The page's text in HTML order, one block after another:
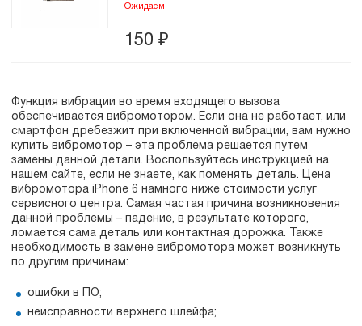
Ожидаем
150 ₽
Функция вибрации во время входящего вызова
обеспечивается вибромотором. Если она не работает, или
смартфон дребезжит при включенной вибрации, вам нужно
купить вибромотор – эта проблема решается путем
замены данной детали. Воспользуйтесь инструкцией на
нашем сайте, если не знаете, как поменять деталь. Цена
вибромотора iPhone 6 намного ниже стоимости услуг
сервисного центра. Самая частая причина возникновения
данной проблемы – падение, в результате которого,
ломается сама деталь или контактная дорожка. Также
необходимость в замене вибромотора может возникнуть
по другим причинам:
ошибки в ПО;
неисправности верхнего шлейфа;